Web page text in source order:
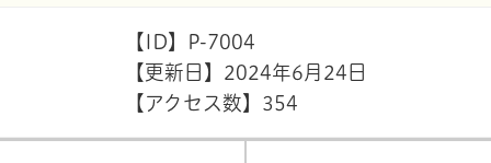
【ID】
P-7004
【更新日】 2024年6月24日
【アクセス数】 354